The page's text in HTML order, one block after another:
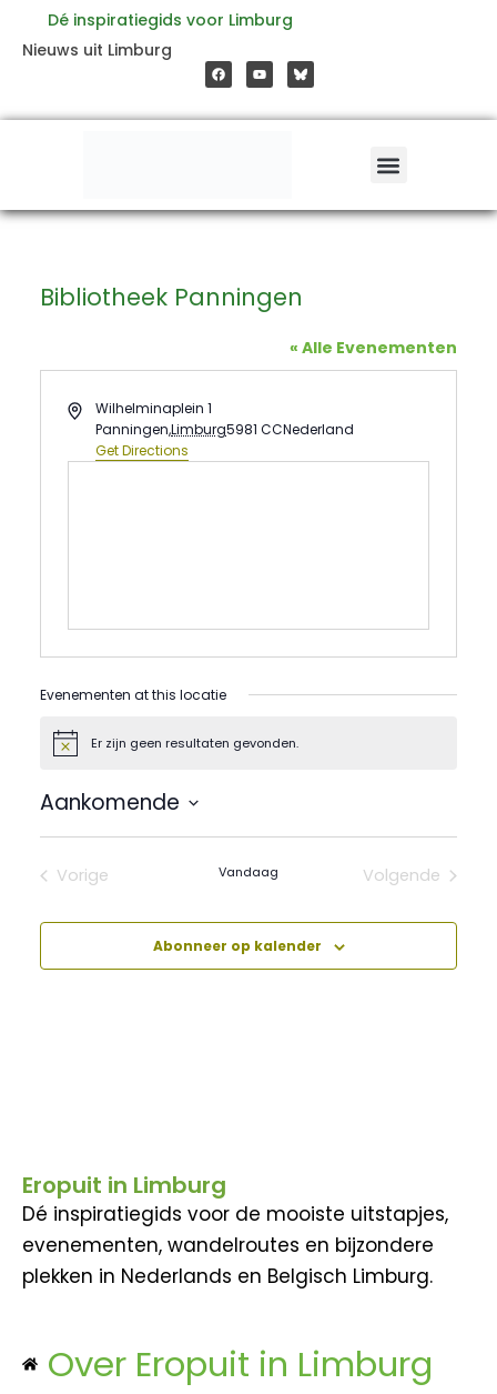
inhoud
Dé inspiratiegids voor Limburg
Nieuws uit Limburg
a
c
e
o
o
o
u
t
b
e
Bibliotheek Panningen
« Alle Evenementen
AddressWilhelminaplein 1
Panningen,Limburg5981 CCNederland
Get Directions
Evenementen at this locatie
BerichtEr zijn geen resultaten gevonden.
Aankomende
datum.
Vorige
Vandaag
Volgende
Abonneer op kalender
Eropuit in Limburg
Dé inspiratiegids voor de mooiste uitstapjes,
evenementen, wandelroutes en bijzondere
plekken in Nederlands en Belgisch Limburg.
Over Eropuit in Limburg